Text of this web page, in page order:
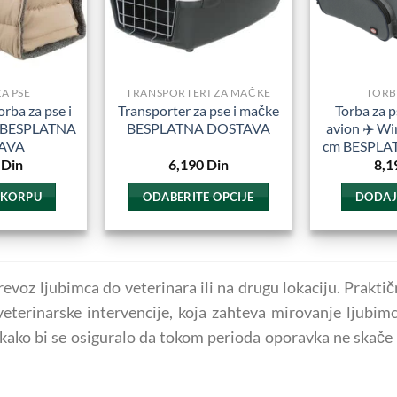
izabrane
izabrane
proizvoda.
PSE
za pse i
Din
TRANSPORTERI ZA MAČKE
Transporter za pse i mačke
BESPLATNA DOSTAVA
6,190 Din
ODABERITE OPCIJE
proizvod
više
varijanti.
Opcije
Torba za
avion ✈️
cm
ljubimca do veterinara ili na drugu lokaciju.
intervencije, koja zahteva mirovanje
bi se osiguralo da tokom perioda oporavka ne